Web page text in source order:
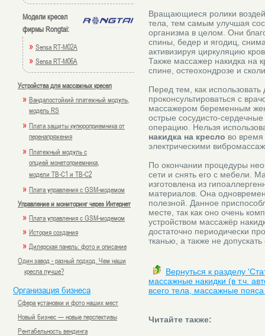
Модели кресел
фирмы Rongtai:
» Sensa RT-M02A
» Sensa RT-M06A
Устройства для массажных кресел
» Вандалостойкий платежный модуль,
модель RS
» Плата защиты купюроприемника от
перенапряжения
» Платежный модуль с
опцией монетоприемника,
модели TB-C1 и TB-C2
» Плата управления с GSM-модемом
Управление и мониторинг через Интернет
» Плата управления с GSM-модемом
» История создания
» Дилерская панель: фото и описание
Один завод - разный подход. Чем наши
кресла лучше?
Организация бизнеса
Сфера установки и фото наших мест
Новый бизнес — новые перспективы
Рентабельность вендинга
Вращающиеся ролики
тела, тем самым улучшая
организма в целом. Они
спины, бедер и ягодиц,
активизируя циркуляцию
Также массажер накидка на
спине, остеохондрозе и
Перед тем, как
проконсультироваться с
массажером беременным
острые сосудисто-
операцию. Нельзя
накидка на кресло во время
электрическими
По окончании процедуры
сети и снять его с мебели.
изготовлена из
материалов. Она
полезной. Данное
месте, так как оно очень
устройством массажёр
достаточно периодически
тканью, а также не
Вернуться к разделу
массажные накидки (в т.ч.
всего тела, массажные
Читайте также: